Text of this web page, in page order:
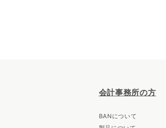
会計事務所の方
BANについて